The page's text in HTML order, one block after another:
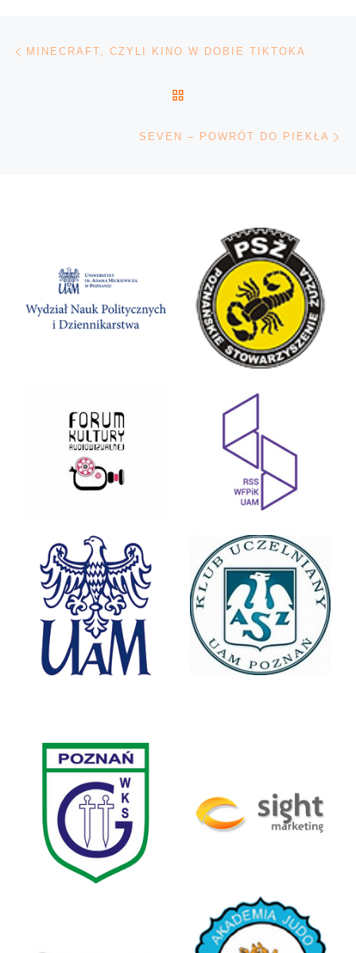
Nawigacja wpisu
MINECRAFT, CZYLI KINO W DOBIE TIKTOKA
SEVEN – POWRÓT DO PIEKŁA